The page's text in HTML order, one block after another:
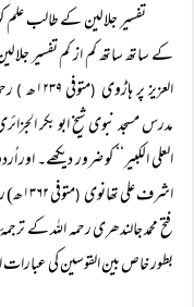
تفسیر جلالین کے طالب علم
کے ساتھ ساتھ کم از کم تفسیر
العزیز پر ہاڑوی (متوفی ۱۲۳۹ھ )
مدرس مسجد نبوی شیخ ابو بکر
العلي الكبير‘‘ کو ضرور دیکھے۔
اشرف علی تھانوی (
فتح محمد جالندھری رحمہ اللہ
بطور خاص بین القوسین کی